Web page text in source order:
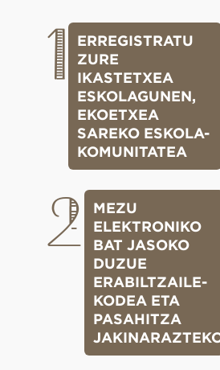
1
ERREGISTRATU
ZURE
IKASTETXEA
ESKOLAGUNEN,
EKOETXEA
SAREKO ESKOLA-
KOMUNITATEA
2
MEZU
ELEKTRONIKO
BAT JASOKO
DUZUE
ERABILTZAILE-
KODEA ETA
PASAHITZA